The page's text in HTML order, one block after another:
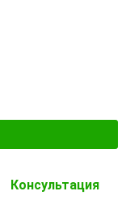
Консультация